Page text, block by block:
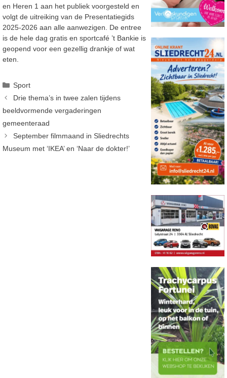
en Heren 1 aan het publiek voorgesteld en
volgt de uitreiking van de Presentatiegids
2025-2026 aan alle aanwezigen. De entree
is de hele dag gratis en sportcafé ’t Bankie is
geopend voor een gezellig drankje of wat
eten.
Categorieën
Sport
Drie thema’s in twee zalen tijdens
beeldvormende vergaderingen
gemeenteraad
September filmmaand in Sliedrechts
Museum met ‘IKEA’ en ‘Naar de dokter!’